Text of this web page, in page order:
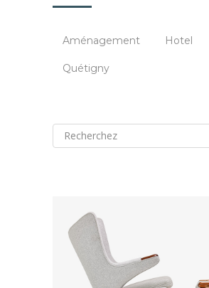
Aménagement Hotel
Quétigny